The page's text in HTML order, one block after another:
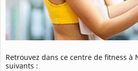
Retrouvez dans ce centre de fitness à
suivants :